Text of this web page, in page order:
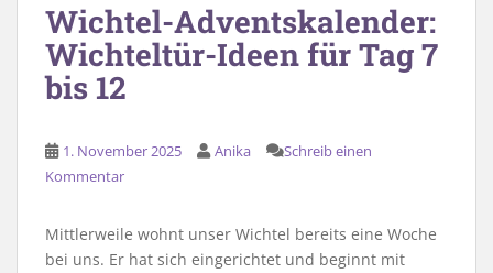
Wichtel-Adventskalender:
Wichteltür-Ideen für Tag 7
bis 12
1. November 2025 Anika
Schreib einen
Kommentar
Mittlerweile wohnt unser Wichtel bereits eine Woche
bei uns. Er hat sich eingerichtet und beginnt mit